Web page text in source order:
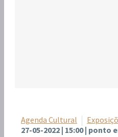
Agenda Cultural
27-05-2022 | 15:00 |